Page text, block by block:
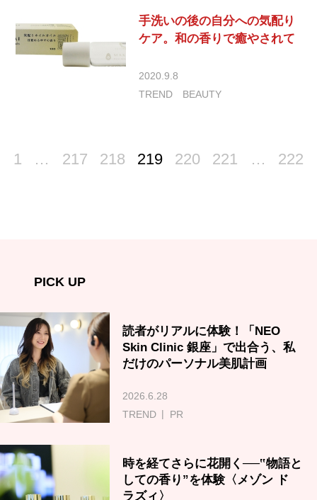
手洗いの後の自分への気配り
ケア。和の香りで癒やされて
2020.9.8
TREND
BEAUTY
1 … 217 218 219 220 221 … 222
PICK UP
読者がリアルに体験！「NEO
Skin Clinic 銀座」で出合う、私
だけのパーソナル美肌計画
2026.6.28
TREND
PR
時を経てさらに花開く──‟物語と
しての香り”を体験〈メゾン ド
ラズィ〉